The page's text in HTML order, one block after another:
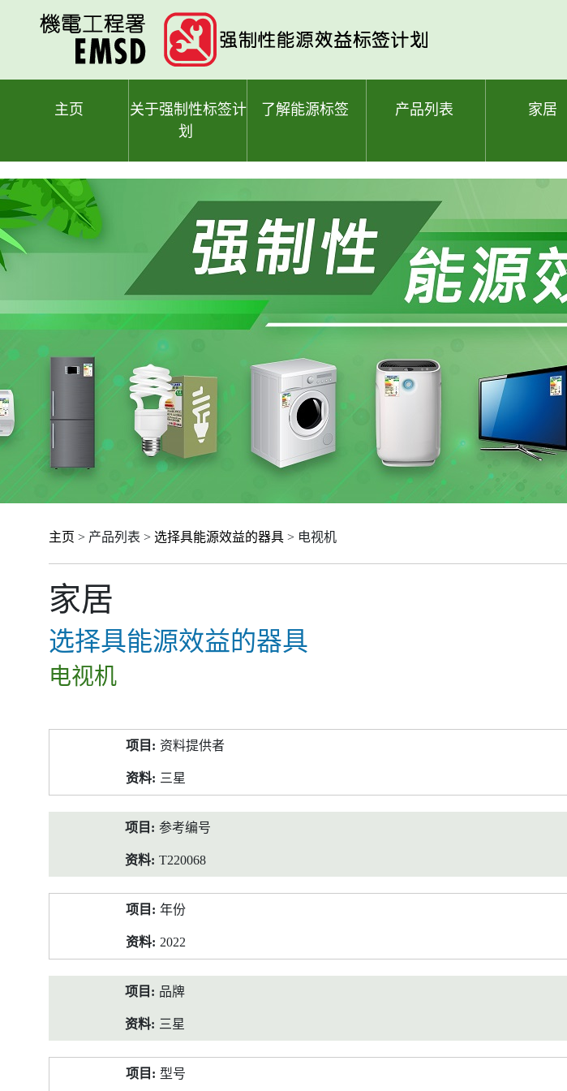
主页
关于强制性标签计
划
了解能源标签 产品列表 家居
主页 > 产品列表 > 选择具能源效益的器具 > 电视机
家居
选择具能源效益的器具
电视机
料
资料提供者
三星
参考编号
T220068
年份
2022
品牌
三星
型号